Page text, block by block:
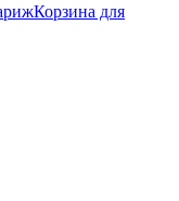
Корзина для